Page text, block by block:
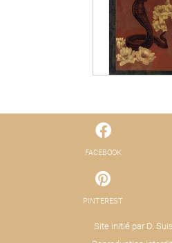
FACEBOOK
PINTEREST
Site initié par D.